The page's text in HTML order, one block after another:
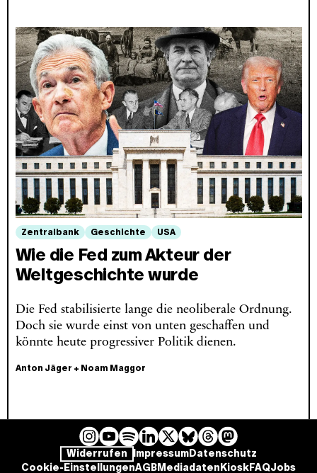
Zentralbank Geschichte USA
Wie die Fed zum Akteur der
Weltgeschichte wurde
Die Fed stabilisierte lange die neoliberale Ordnung.
Doch sie wurde einst von unten geschaffen und
könnte heute progressiver Politik dienen.
Anton Jäger + Noam Maggor
I
n
Y
o
S
p
L
i
B
l
T
h
M
a
Widerrufen ImpressumDatenschutz
Cookie-EinstellungenAGBMediadaten KioskFAQJobs